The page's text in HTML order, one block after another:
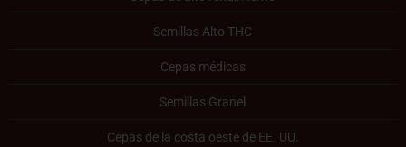
Semillas Alto THC
Cepas médicas
Semillas Granel
Cepas de la costa oeste de EE. UU.